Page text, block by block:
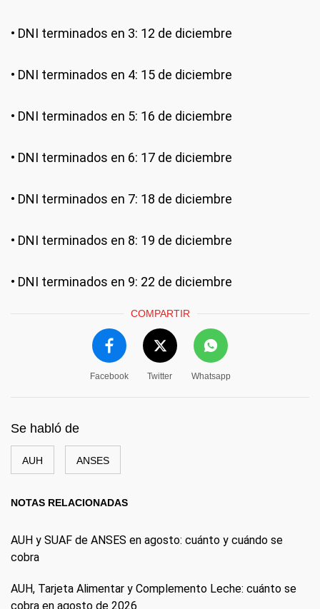
• DNI terminados en 3: 12 de diciembre
• DNI terminados en 4: 15 de diciembre
• DNI terminados en 5: 16 de diciembre
• DNI terminados en 6: 17 de diciembre
• DNI terminados en 7: 18 de diciembre
• DNI terminados en 8: 19 de diciembre
• DNI terminados en 9: 22 de diciembre
COMPARTIR
Facebook Twitter Whatsapp
Se habló de
AUH ANSES
NOTAS RELACIONADAS
AUH y SUAF de ANSES en agosto: cuánto y cuándo se
cobra
AUH, Tarjeta Alimentar y Complemento Leche: cuánto se
cobra en agosto de 2026